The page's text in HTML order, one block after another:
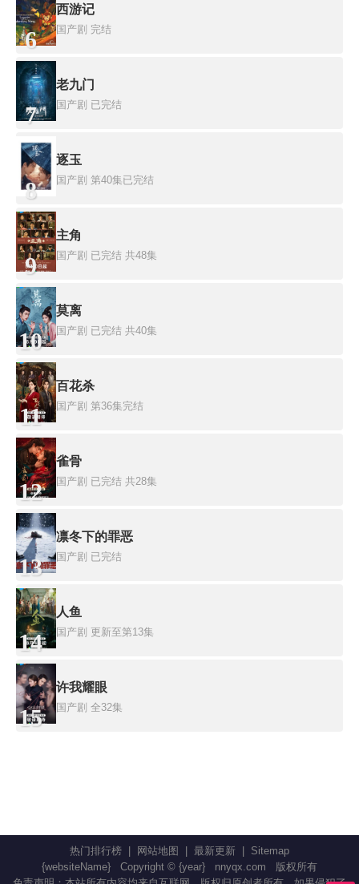
6
西游记
国产剧 完结
7
老九门
国产剧 已完结
8
逐玉
国产剧 第40集已完结
9
主角
国产剧 已完结 共48集
10
莫离
国产剧 已完结 共40集
11
百花杀
国产剧 第36集完结
12
雀骨
国产剧 已完结 共28集
13
凛冬下的罪恶
国产剧 已完结
14
人鱼
国产剧 更新至第13集
15
许我耀眼
国产剧 全32集
热门排行榜 网站地图 最新更新
Sitemap
{websiteName}
Copyright © {year} nnyqx.com
版权所有